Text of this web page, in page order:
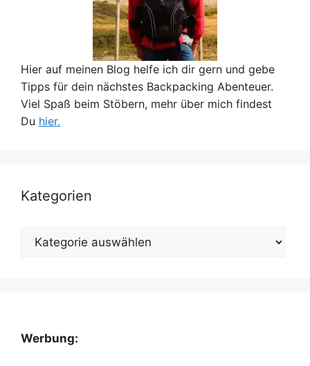
Hier auf meinen Blog helfe ich dir gern und gebe
Tipps für dein nächstes Backpacking Abenteuer.
Viel Spaß beim Stöbern, mehr über mich findest
Du hier.
Kategorien
Kategorien
Werbung: